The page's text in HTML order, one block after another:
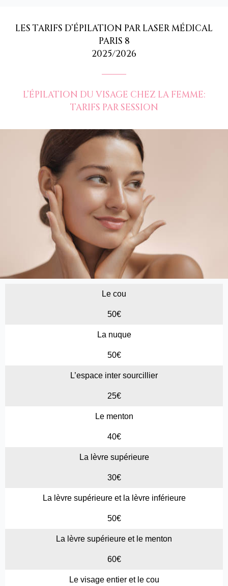
LES TARIFS D’ÉPILATION PAR LASER MÉDICAL
PARIS 8
2025/2026
L’ÉPILATION DU VISAGE CHEZ LA FEMME:
TARIFS PAR SESSION
Le cou
50€
La nuque
50€
L’espace inter sourcillier
25€
Le menton
40€
La lèvre supérieure
30€
La lèvre supérieure et la lèvre inférieure
50€
La lèvre supérieure et le menton
60€
Le visage entier et le cou